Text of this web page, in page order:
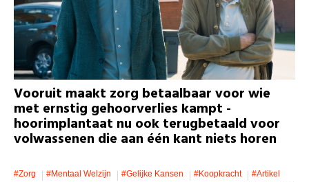
Vooruit maakt zorg betaalbaar voor wie
met ernstig gehoorverlies kampt -
hoorimplantaat nu ook terugbetaald voor
volwassenen die aan één kant niets horen
#zorg #mentaal Welzijn #gelijke Kansen #koopkracht
#artikel